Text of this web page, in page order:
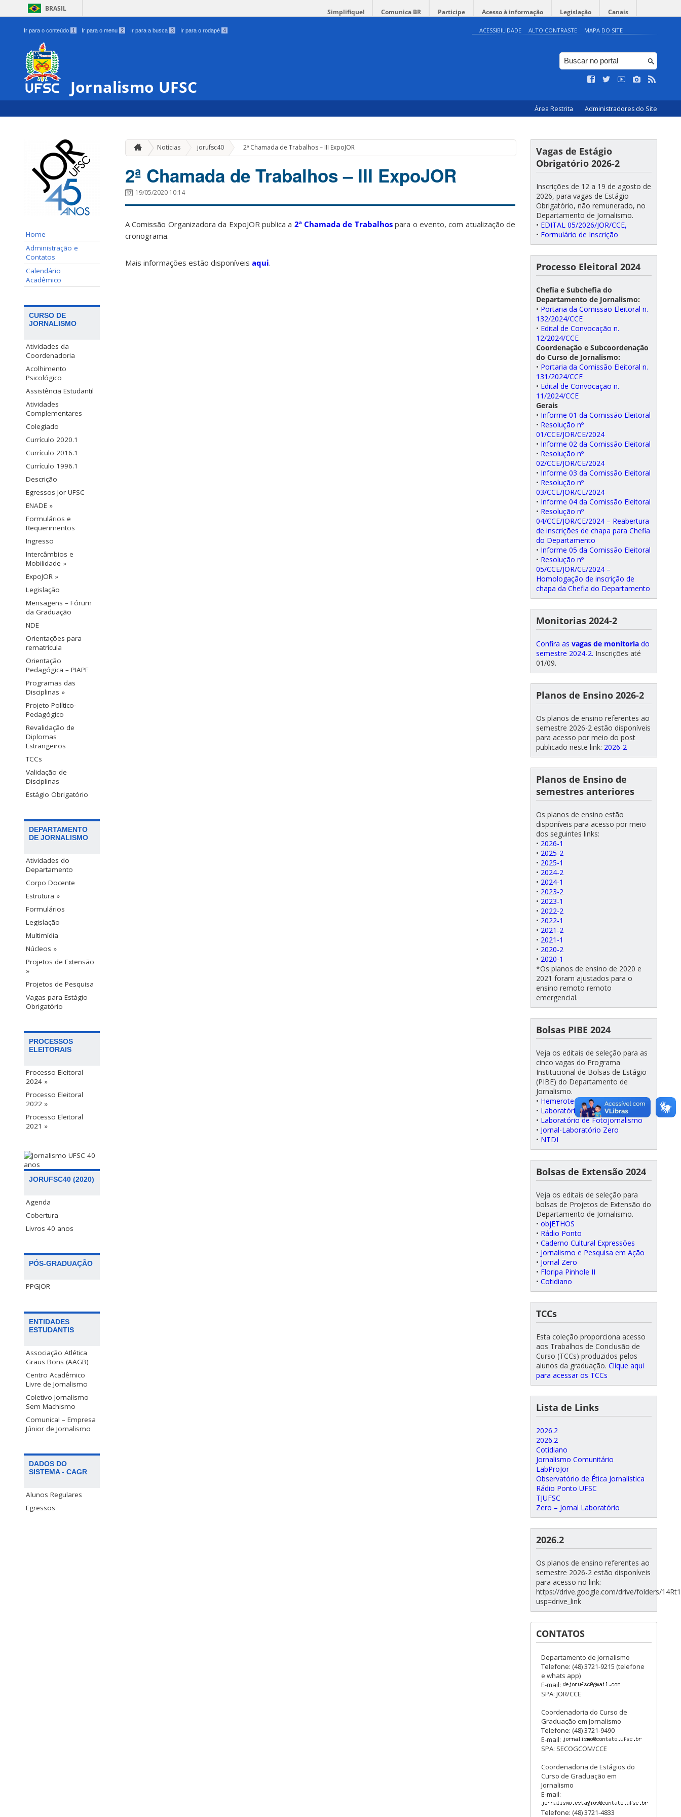
BRASIL Simplifique! Comunica BR Participe Acesso à informação Legislação Canais
Ir para o conteúdo 1 Ir para o menu 2 Ir para a busca 3 Ir para o rodapé 4 ACESSIBILIDADE ALTO CONTRASTE MAPA DO SITE
Jornalismo UFSC
Área Restrita Administradores do Site
Home
Administração e
Contatos
Calendário
Acadêmico
CURSO DE
JORNALISMO
Atividades da
Coordenadoria
Acolhimento
Psicológico
Assistência Estudantil
Atividades
Complementares
Colegiado
Currículo 2020.1
Currículo 2016.1
Currículo 1996.1
Descrição
Egressos Jor UFSC
ENADE »
Formulários e
Requerimentos
Ingresso
Intercâmbios e
Mobilidade »
ExpoJOR »
Legislação
Mensagens – Fórum
da Graduação
NDE
Orientações para
rematrícula
Orientação
Pedagógica – PIAPE
Programas das
Disciplinas »
Projeto Político-
Pedagógico
Revalidação de
Diplomas
Estrangeiros
TCCs
Validação de
Disciplinas
Estágio Obrigatório
DEPARTAMENTO
DE JORNALISMO
Atividades do
Departamento
Corpo Docente
Estrutura »
Formulários
Legislação
Multimídia
Núcleos »
Projetos de Extensão
»
Projetos de Pesquisa
Vagas para Estágio
Obrigatório
PROCESSOS
ELEITORAIS
Processo Eleitoral
2024 »
Processo Eleitoral
2022 »
Processo Eleitoral
2021 »
JORUFSC40 (2020)
Agenda
Cobertura
Livros 40 anos
PÓS-GRADUAÇÃO
PPGJOR
ENTIDADES
ESTUDANTIS
Associação Atlética
Graus Bons (AAGB)
Centro Acadêmico
Livre de Jornalismo
Coletivo Jornalismo
Sem Machismo
Comunica! – Empresa
Júnior de Jornalismo
DADOS DO
SISTEMA - CAGR
Alunos Regulares
Egressos
Notícias jorufsc40 » 2ª Chamada de Trabalhos – III ExpoJOR
2ª Chamada de Trabalhos – III ExpoJOR
19/05/2020 10:14
A Comissão Organizadora da ExpoJOR publica a 2ª Chamada de Trabalhospara o evento, com atualização de
cronograma.
Mais informações estão disponíveis aqui.
Vagas de Estágio
Obrigatório 2026-2
Inscrições de 12 a 19 de agosto de
2026, para vagas de Estágio
Obrigatório, não remunerado, no
Departamento de Jornalismo.
• EDITAL 05/2026/JOR/CCE,
• Formulário de Inscrição
Processo Eleitoral 2024
Chefia e Subchefia do
Departamento de Jornalismo:
• Portaria da Comissão Eleitoral n.
132/2024/CCE
• Edital de Convocação n.
12/2024/CCE
Coordenação e Subcoordenação
do Curso de Jornalismo:
• Portaria da Comissão Eleitoral n.
131/2024/CCE
• Edital de Convocação n.
11/2024/CCE
Gerais
• Informe 01 da Comissão Eleitoral
• Resolução nº
01/CCE/JOR/CE/2024
• Informe 02 da Comissão Eleitoral
• Resolução nº
02/CCE/JOR/CE/2024
• Informe 03 da Comissão Eleitoral
• Resolução nº
03/CCE/JOR/CE/2024
• Informe 04 da Comissão Eleitoral
• Resolução nº
04/CCE/JOR/CE/2024 – Reabertura
de inscrições de chapa para Chefia
do Departamento
• Informe 05 da Comissão Eleitoral
• Resolução nº
05/CCE/JOR/CE/2024 –
Homologação de inscrição de
chapa da Chefia do Departamento
Monitorias 2024-2
Confira as vagas de monitoria do
semestre 2024-2. Inscrições até
01/09.
Planos de Ensino 2026-2
Os planos de ensino referentes ao
semestre 2026-2 estão disponíveis
para acesso por meio do post
publicado neste link: 2026-2
Planos de Ensino de
semestres anteriores
Os planos de ensino estão
disponíveis para acesso por meio
dos seguintes links:
• 2026-1
• 2025-2
• 2025-1
• 2024-2
• 2024-1
• 2023-2
• 2023-1
• 2022-2
• 2022-1
• 2021-2
• 2021-1
• 2020-2
• 2020-1
*Os planos de ensino de 2020 e
2021 foram ajustados para o
ensino remoto remoto
emergencial.
Bolsas PIBE 2024
Veja os editais de seleção para as
cinco vagas do Programa
Institucional de Bolsas de Estágio
(PIBE) do Departamento de
Jornalismo.
• Hemeroteca/Coordenação
• Laboratório de Radiojornalismo
• Laboratório de Fotojornalismo
• Jornal-Laboratório Zero
• NTDI
Bolsas de Extensão 2024
Veja os editais de seleção para
bolsas de Projetos de Extensão do
Departamento de Jornalismo.
• objETHOS
• Rádio Ponto
• Caderno Cultural Expressões
• Jornalismo e Pesquisa em Ação
• Jornal Zero
• Floripa Pinhole II
• Cotidiano
TCCs
Esta coleção proporciona acesso
aos Trabalhos de Conclusão de
Curso (TCCs) produzidos pelos
alunos da graduação. Clique aqui
para acessar os TCCs
Lista de Links
2026.2
2026.2
Cotidiano
Jornalismo Comunitário
LabProJor
Observatório de Ética Jornalística
Rádio Ponto UFSC
TJUFSC
Zero – Jornal Laboratório
2026.2
Os planos de ensino referentes ao
semestre 2026-2 estão disponíveis
para acesso no link:
https://drive.google.com/drive/folders/
usp=drive_link
CONTATOS
Departamento de Jornalismo
Telefone: (48) 3721-9215 (telefone
e whats app)
E-mail:
SPA: JOR/CCE
Coordenadoria do Curso de
Graduação em Jornalismo
Telefone: (48) 3721-9490
E-mail:
SPA: SECOGCOM/CCE
Coordenadoria de Estágios do
Curso de Graduação em
Jornalismo
E-mail:
Telefone: (48) 3721-4833